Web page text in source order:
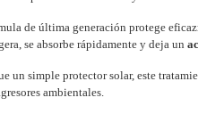
de última generación protege
se absorbe rápidamente y deja un
un simple protector solar, este
ambientales.